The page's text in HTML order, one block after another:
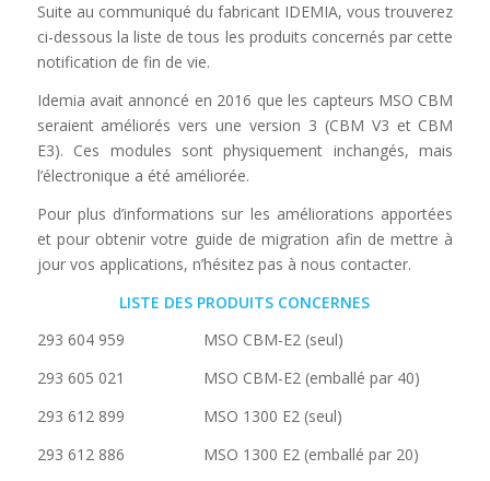
Suite au communiqué du fabricant IDEMIA, vous trouverez
ci-dessous la liste de tous les produits concernés par cette
notification de fin de vie.
Idemia avait annoncé en 2016 que les capteurs MSO CBM
seraient améliorés vers une version 3 (CBM V3 et CBM
E3). Ces modules sont physiquement inchangés, mais
l’électronique a été améliorée.
Pour plus d’informations sur les améliorations apportées
et pour obtenir votre guide de migration afin de mettre à
jour vos applications, n’hésitez pas à nous contacter.
LISTE DES PRODUITS CONCERNES
293 604 959 MSO CBM-E2 (seul)
293 605 021 MSO CBM-E2 (emballé par 40)
293 612 899 MSO 1300 E2 (seul)
293 612 886 MSO 1300 E2 (emballé par 20)